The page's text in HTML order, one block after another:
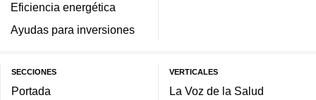
Eficiencia energética
Ayudas para inversiones
SECCIONES
Portada
VERTICALES
La Voz de la Salud